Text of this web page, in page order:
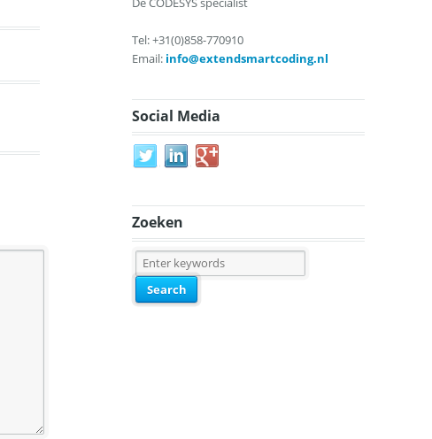
Tel: +31(0)858-770910
Email: info@extendsmartcoding.nl
Social Media
Zoeken